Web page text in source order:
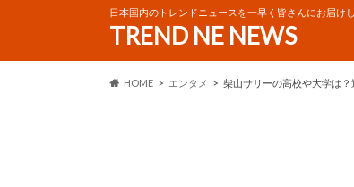
日本国内のトレンドニュースを一早く皆さんにお届け
TREND NE NEWS
HOME エンタメ 柴山サリーの高校や大学は？